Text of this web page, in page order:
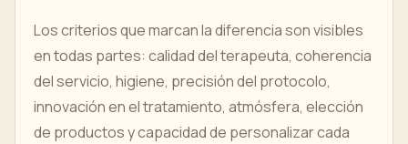
Los criterios que marcan la diferencia son visibles
en todas partes: calidad del terapeuta, coherencia
del servicio, higiene, precisión del protocolo,
innovación en el tratamiento, atmósfera, elección
de productos y capacidad de personalizar cada